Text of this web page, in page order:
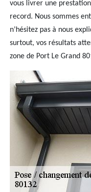
vous livrer une
record. Nous sommes
n’hésitez pas à nous
surtout, vos résultats
zone de Port Le Grand